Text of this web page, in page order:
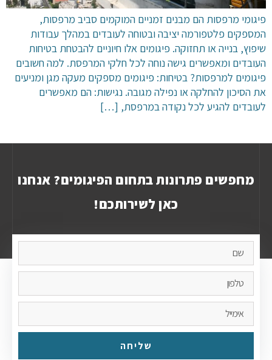
פיגומי מרפסות הם מבנים זמניים המוקמים סביב מרפסות,
המספקים פלטפורמה יציבה ובטוחה לעובדים במהלך עבודות
שיפוץ, בנייה או תחזוקה. פיגומים אלו חיוניים להבטחת בטיחות
העובדים ומאפשרים גישה נוחה לכל חלקי המרפסת. למה חשובים
פיגומים למרפסות? בטיחות: פיגומים מספקים מעקה מגן ומניעים
את הסיכון להחלקה או נפילה מגובה. נגישות: הם מאפשרים
לעובדים להגיע לכל נקודה במרפסת, […]
מחפשים פתרונות בתחום הפיגומים? אנחנו
כאן לשירותכם!
שליחה